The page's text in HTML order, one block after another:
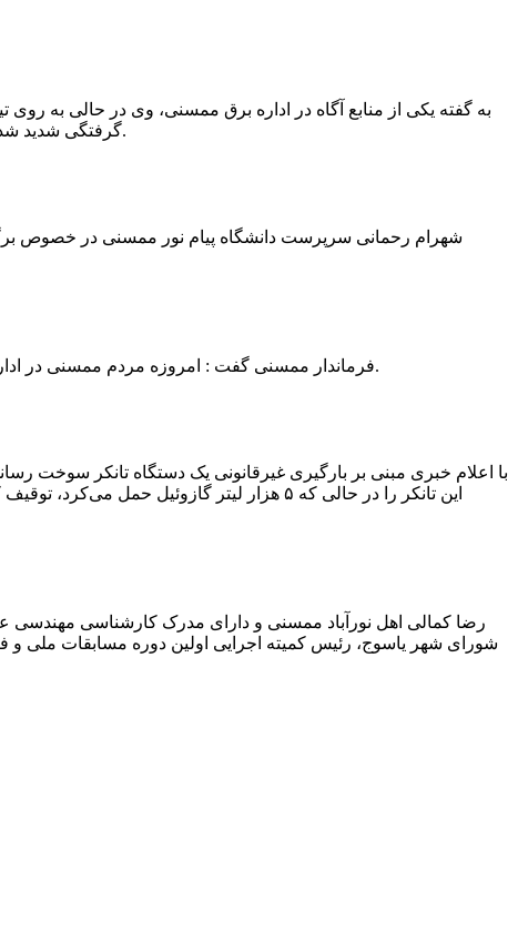
به گفته یکی از منابع آگاه در اداره برق ممسنی، وی در حالی به
گرفتگی شدید شد و جهت درمان به شیراز انتقال یافت.به گفته این منبع آگاه ؛ متاسفانه هر دو دست این نیروی کار به دلیل سوختگی شدید قطع شده است.
فرماندار ممسنی گفت : امروزه مردم ممسنی در ادارات شهرستان نیاز به کارشناس و خدمتگزار دارند و به اندازه کافی کلانتر در شهرستان وجود دارد پس کارشناسان از کلانتری پرهیز نمایند.
با اعلام خبری مبنی بر بارگیری غیرقانونی یک دستگاه تانکر سوخت
این تانکر را در حالی که ۵ هزار لیتر
رضا کمالی اهل نورآباد ممسنی و دارای مدرک کارشناسی
شورای شهر یاسوج، رئیس کمیته اجرایی اولین دوره مسابقات ملی و